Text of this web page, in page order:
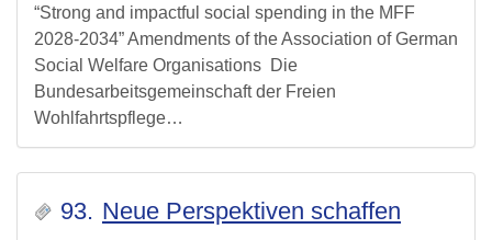
“Strong and impactful social spending in the MFF
2028-2034” Amendments of the Association of German
Social Welfare Organisations Die
Bundesarbeitsgemeinschaft der Freien
Wohlfahrtspflege…
93. Neue Perspektiven schaffen